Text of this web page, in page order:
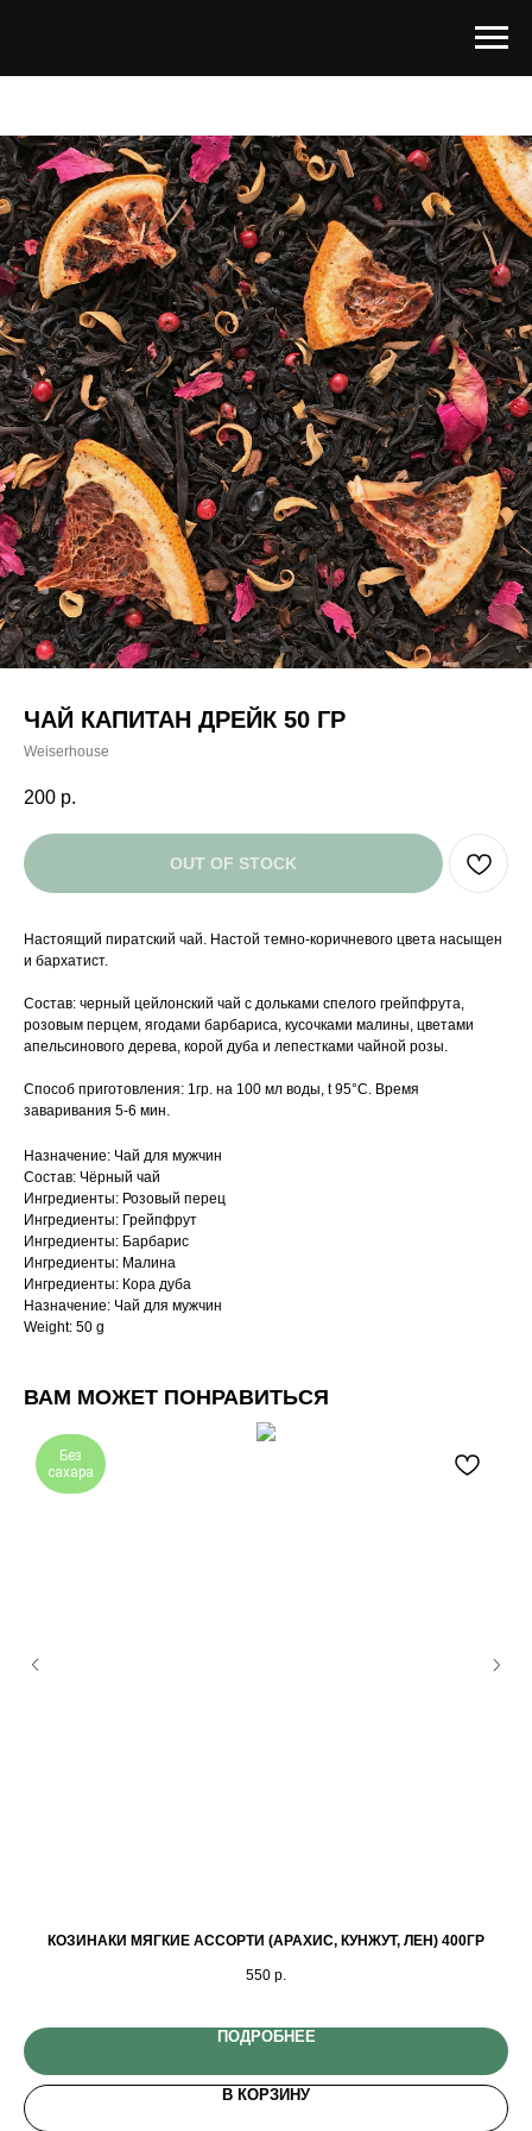
ЧАЙ КАПИТАН ДРЕЙК 50 ГР
Weiserhouse
200 р.
OUT OF STOCK
Настоящий пиратский чай. Настой темно-коричневого цвета насыщен
и бархатист.
Состав: черный цейлонский чай с дольками спелого грейпфрута,
розовым перцем, ягодами барбариса, кусочками малины, цветами
апельсинового дерева, корой дуба и лепестками чайной розы.
Способ приготовления: 1гр. на 100 мл воды, t 95°C. Время
заваривания 5-6 мин.
Назначение: Чай для мужчин
Состав: Чёрный чай
Ингредиенты: Розовый перец
Ингредиенты: Грейпфрут
Ингредиенты: Барбарис
Ингредиенты: Малина
Ингредиенты: Кора дуба
Назначение: Чай для мужчин
Weight: 50 g
ВАМ МОЖЕТ ПОНРАВИТЬСЯ
Без
сахара
КОЗИНАКИ МЯГКИЕ АССОРТИ (АРАХИС, КУНЖУТ, ЛЕН) 400ГР
550 р.
ПОДРОБНЕЕ
В КОРЗИНУ